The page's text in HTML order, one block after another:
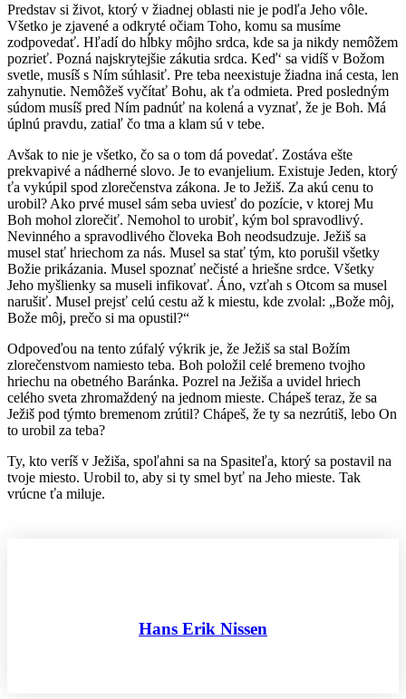
Predstav si život, ktorý v žiadnej oblasti nie je podľa Jeho vôle.
Všetko je zjavené a odkryté očiam Toho, komu sa musíme
zodpovedať. Hľadí do hĺbky môjho srdca, kde sa ja nikdy nemôžem
pozrieť. Pozná najskrytejšie zákutia srdca. Keď‘ sa vidíš v Božom
svetle, musíš s Ním súhlasiť. Pre teba neexistuje žiadna iná cesta, len
zahynutie. Nemôžeš vyčítať Bohu, ak ťa odmieta. Pred posledným
súdom musíš pred Ním padnúť na kolená a vyznať, že je Boh. Má
úplnú pravdu, zatiaľ čo tma a klam sú v tebe.
Avšak to nie je všetko, čo sa o tom dá povedať. Zostáva ešte
prekvapivé a nádherné slovo. Je to evanjelium. Existuje Jeden, ktorý
ťa vykúpil spod zlorečenstva zákona. Je to Ježiš. Za akú cenu to
urobil? Ako prvé musel sám seba uviesť do pozície, v ktorej Mu
Boh mohol zlorečiť. Nemohol to urobiť, kým bol spravodlivý.
Nevinného a spravodlivého človeka Boh neodsudzuje. Ježiš sa
musel stať hriechom za nás. Musel sa stať tým, kto porušil všetky
Božie prikázania. Musel spoznať nečisté a hriešne srdce. Všetky
Jeho myšlienky sa museli infikovať. Áno, vzťah s Otcom sa musel
narušiť. Musel prejsť celú cestu až k miestu, kde zvolal: „Bože môj,
Bože môj, prečo si ma opustil?“
Odpoveďou na tento zúfalý výkrik je, že Ježiš sa stal Božím
zlorečenstvom namiesto teba. Boh položil celé bremeno tvojho
hriechu na obetného Baránka. Pozrel na Ježiša a uvidel hriech
celého sveta zhromaždený na jednom mieste. Chápeš teraz, že sa
Ježiš pod týmto bremenom zrútil? Chápeš, že ty sa nezrútiš, lebo On
to urobil za teba?
Ty, kto veríš v Ježiša, spoľahni sa na Spasiteľa, ktorý sa postavil na
tvoje miesto. Urobil to, aby si ty smel byť na Jeho mieste. Tak
vrúcne ťa miluje.
Hans Erik Nissen